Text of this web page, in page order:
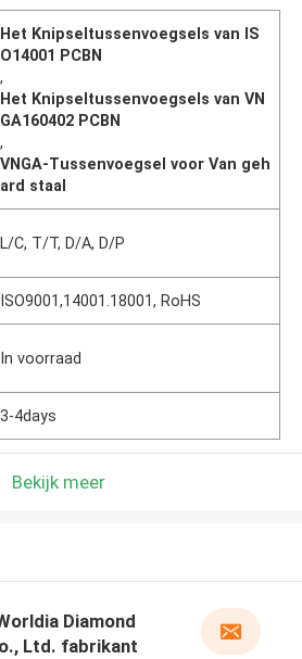
Het Knipseltussenvoegsels van IS
O14001 PCBN
,
Het Knipseltussenvoegsels van VN
GA160402 PCBN
,
VNGA-Tussenvoegsel voor Van geh
ard staal
L/C, T/T, D/A, D/P
ISO9001,14001.18001, RoHS
In voorraad
3-4days
Bekijk meer
Diamond
Ltd. fabrikant